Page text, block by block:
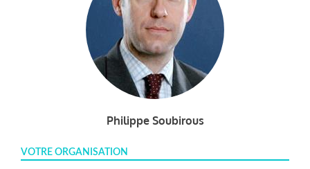
Philippe Soubirous
VOTRE ORGANISATION